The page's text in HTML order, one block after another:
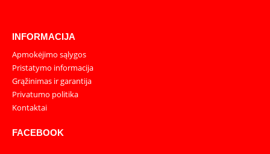
INFORMACIJA
Apmokėjimo sąlygos
Pristatymo informacija
Grąžinimas ir garantija
Privatumo politika
Kontaktai
FACEBOOK